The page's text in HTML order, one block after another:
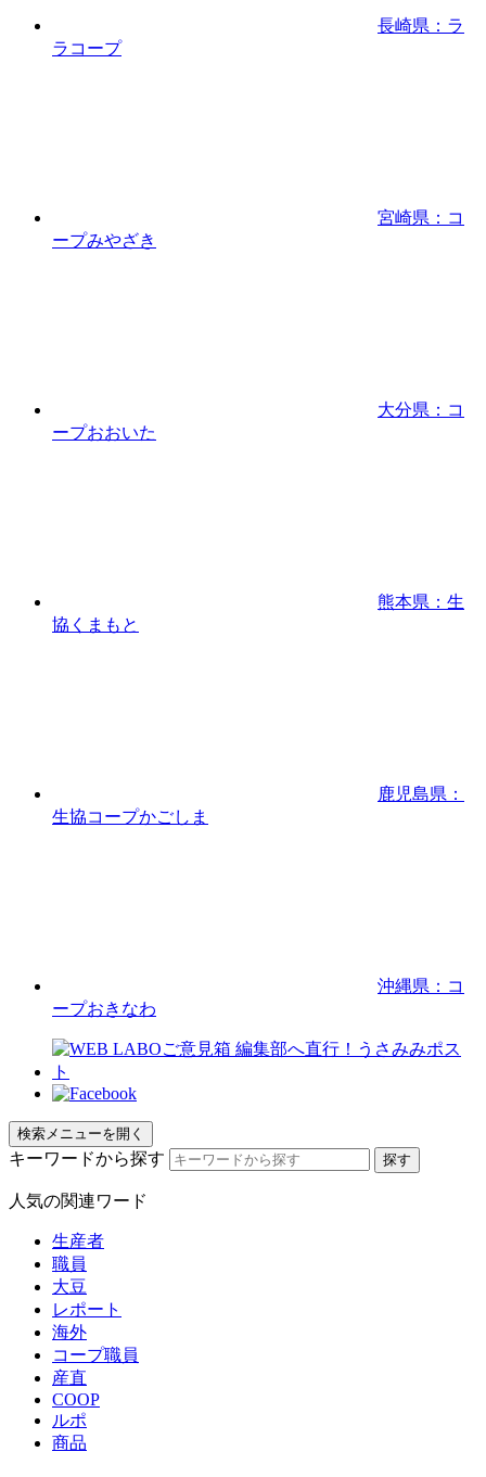
長崎県：ラ
ラコープ
宮崎県：コ
ープみやざき
大分県：コ
ープおおいた
熊本県：生
協くまもと
鹿児島県：
生協コープかごしま
沖縄県：コ
ープおきなわ
検索メニューを開く
キーワードから探す
人気の関連ワード
生産者
職員
大豆
レポート
海外
コープ職員
産直
COOP
ルポ
商品